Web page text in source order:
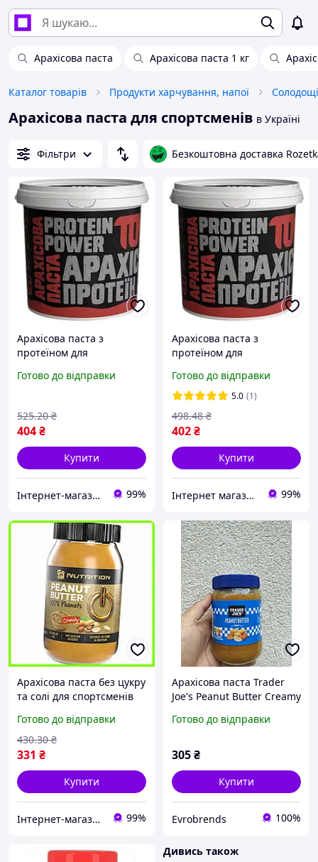
Арахісова паста Арахісова паста 1 кг
Каталог товарів Продукти харчування, напої Солодощі
Арахісова паста для спортсменів в Україні
Фільтри Безкоштовна доставка
Арахісова паста з
протеїном для
консервантів TOM peanut
Готово до відправки
404₴
525.20 ₴
Купити
Інтернет-магазин Vitaminka 99%
Арахісова паста з
протеїном для
людей TOM peanut butter
1кг
Готово до відправки
5.0 (1)
402₴
498.48 ₴
Купити
Інтернет магазин спортивного харчування Sport-Pit 99%
Арахісова паста без цукру
та солі для спортсменів
Butter Crunchy 900 g
Готово до відправки
331 ₴
430.30 ₴
Купити
Інтернет-магазин Vitaminka 99%
Арахісова паста Trader
Joe's Peanut Butter Creamy
арахісу
Готово до відправки
305₴
Купити
Evrobrends 100%
Дивись також